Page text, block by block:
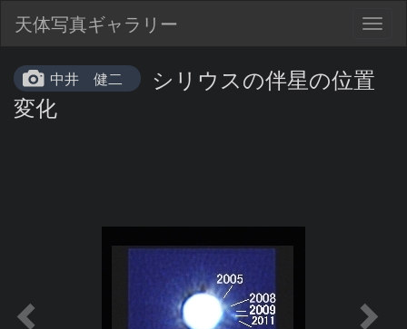
天体写真ギャラリー
中井 健二
シリウスの伴星の位置
変化